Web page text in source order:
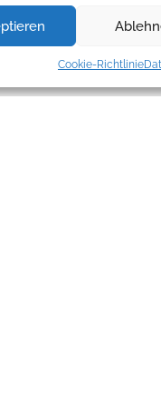
Cookie-Richtlinie